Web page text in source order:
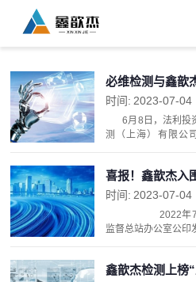
必维检测与鑫歆
检测市场发展
时间: 2023-07-04
6月8日，法利投
测（上海）有限公
喜报！鑫歆杰入
督总站“监督抽检
时间: 2023-07-04
2022年7月11
监督总站办公室公印
鑫歆杰检测上榜